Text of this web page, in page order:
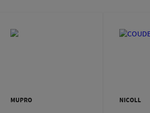
MUPRO NICOLL